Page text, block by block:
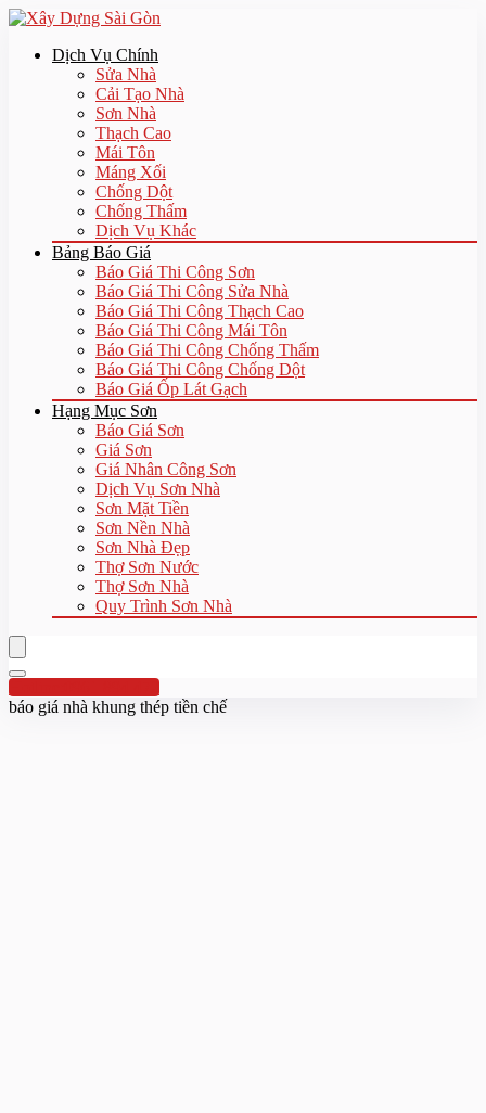
Dịch Vụ Chính
Sửa Nhà
Cải Tạo Nhà
Sơn Nhà
Thạch Cao
Mái Tôn
Máng Xối
Chống Dột
Chống Thấm
Dịch Vụ Khác
Bảng Báo Giá
Báo Giá Thi Công Sơn
Báo Giá Thi Công Sửa Nhà
Báo Giá Thi Công Thạch Cao
Báo Giá Thi Công Mái Tôn
Báo Giá Thi Công Chống Thấm
Báo Giá Thi Công Chống Dột
Báo Giá Ốp Lát Gạch
Hạng Mục Sơn
Báo Giá Sơn
Giá Sơn
Giá Nhân Công Sơn
Dịch Vụ Sơn Nhà
Sơn Mặt Tiền
Sơn Nền Nhà
Sơn Nhà Đẹp
Thợ Sơn Nước
Thợ Sơn Nhà
Quy Trình Sơn Nhà
Hotline:0961 894 472
báo giá nhà khung thép tiền chế